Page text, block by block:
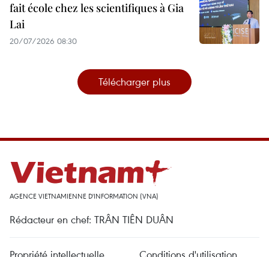
fait école chez les scientifiques à Gia
Lai
20/07/2026 08:30
Télécharger plus
AGENCE VIETNAMIENNE D'INFORMATION (VNA)
Rédacteur en chef: TRÂN TIÊN DUÂN